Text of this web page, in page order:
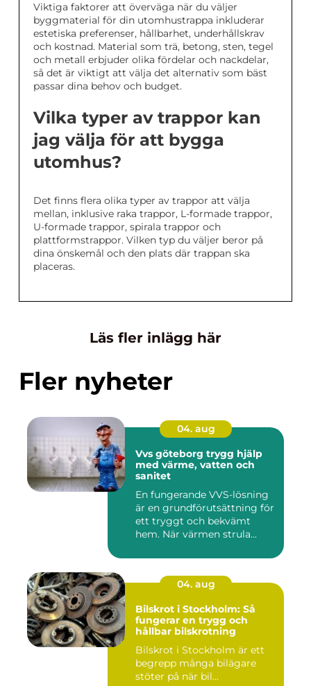
Viktiga faktorer att överväga när du väljer
byggmaterial för din utomhustrappa inkluderar
estetiska preferenser, hållbarhet, underhållskrav
och kostnad. Material som trä, betong, sten, tegel
och metall erbjuder olika fördelar och nackdelar,
så det är viktigt att välja det alternativ som bäst
passar dina behov och budget.
Vilka typer av trappor kan
jag välja för att bygga
utomhus?
Det finns flera olika typer av trappor att välja
mellan, inklusive raka trappor, L-formade trappor,
U-formade trappor, spirala trappor och
plattformstrappor. Vilken typ du väljer beror på
dina önskemål och den plats där trappan ska
placeras.
Läs fler inlägg här
Fler nyheter
04. aug
Vvs göteborg trygg hjälp
med värme, vatten och
sanitet
En fungerande VVS-lösning
är en grundförutsättning för
ett tryggt och bekvämt
hem. När värmen strula...
04. aug
Bilskrot i Stockholm: Så
fungerar en trygg och
hållbar bilskrotning
Bilskrot i Stockholm är ett
begrepp många bilägare
stöter på när bil...